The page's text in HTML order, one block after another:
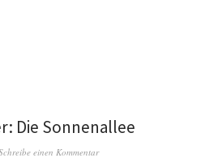
Die Sonnenallee
einen Kommentar